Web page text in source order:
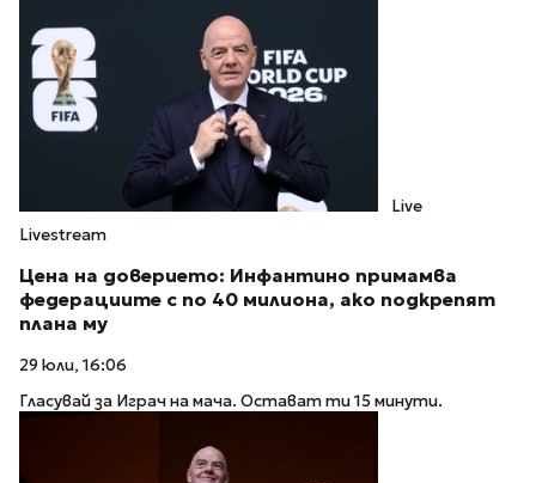
Live
Livestream
Цена на доверието: Инфантино примамва
федерациите с по 40 милиона, ако подкрепят
плана му
29 юли, 16:06
Гласувай за Играч на мача. Остават ти 15 минути.